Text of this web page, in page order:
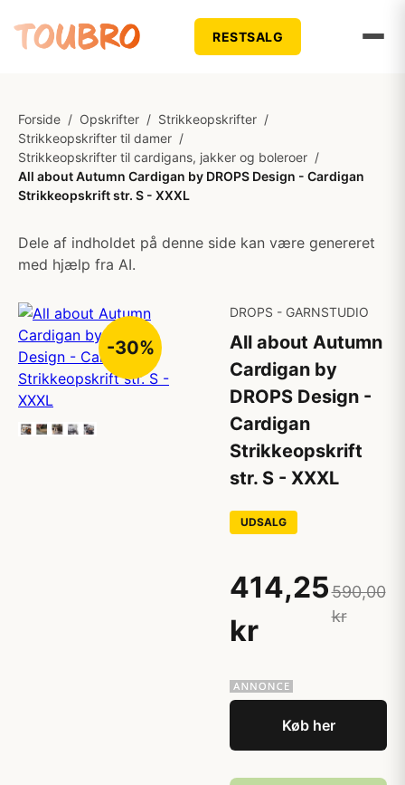
RESTSALG
Forside / Opskrifter / Strikkeopskrifter /
Strikkeopskrifter til damer /
Strikkeopskrifter til cardigans, jakker og boleroer /
All about Autumn Cardigan by DROPS Design - Cardigan
Strikkeopskrift str. S - XXXL
Dele af indholdet på denne side kan være genereret
med hjælp fra AI.
-30%
DROPS - GARNSTUDIO
All about Autumn
Cardigan by
DROPS Design -
Cardigan
Strikkeopskrift
str. S - XXXL
UDSALG
414,25
kr
590,00
kr
Køb her